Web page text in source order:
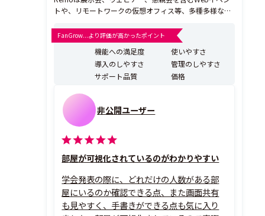
トや、リモートワークの仮想オフィス等、多種多様なシ
ンツールです。イベント会場や仮想オフィス用のスペー
スは、2D・3Dのフロアマップとして表現され、Remoの
スペース上では、あらゆるタイプ・規模のWebイベント
FanGrow...より評価が高かったポイント
機能への満足度
使いやすさ
導入のしやすさ
管理のしやすさ
サポート品質
価格
非公開ユーザー
部屋が可視化されているのがわかりやすい
学会発表の際に、どれだけの人数がある部
屋にいるのか確認できる点、また画面共有
も見やすく、手書きができる点も気に入り